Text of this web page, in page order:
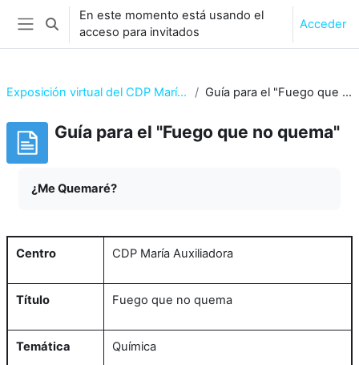
Salta al contenido principal
Panel lateral
Selector de búsqueda de entrada
En este momento está usando el
acceso para invitados
Acceder
Exposición virtual del CDP María Auxiliadora Guía para el "Fuego que no quema"
Guía para el "Fuego que no quema"
¿Me Quemaré?
Centro CDP María Auxiliadora
Título Fuego que no quema
Temática Química